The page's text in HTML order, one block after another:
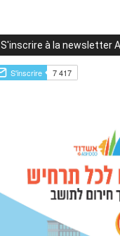
S'inscrire à la newsletter